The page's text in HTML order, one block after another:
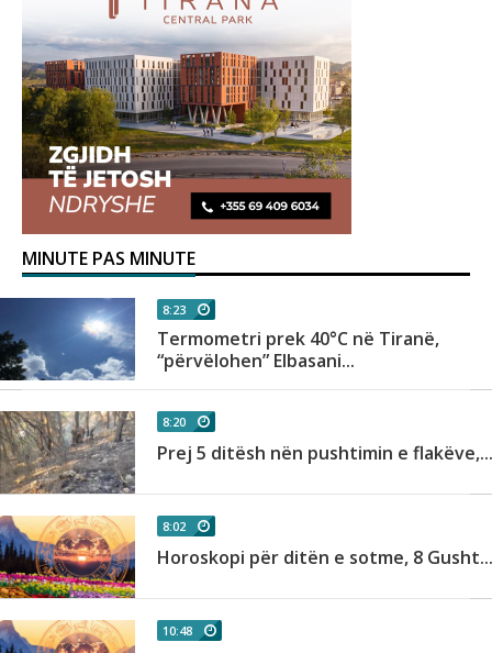
MINUTE PAS MINUTE
8:23
Termometri prek 40°C në Tiranë,
“përvëlohen” Elbasani...
8:20
Prej 5 ditësh nën pushtimin e flakëve,...
8:02
Horoskopi për ditën e sotme, 8 Gusht...
10:48